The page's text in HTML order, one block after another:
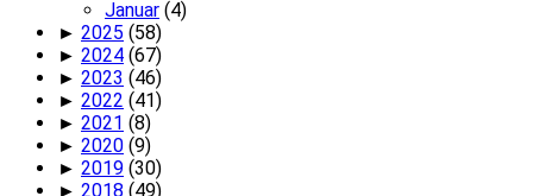
Januar (4)
► 2025 (58)
► 2024 (67)
► 2023 (46)
► 2022 (41)
► 2021 (8)
► 2020 (9)
► 2019 (30)
► 2018 (49)